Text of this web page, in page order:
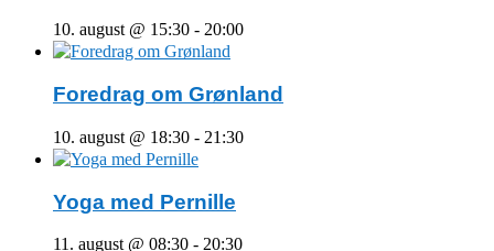
10. august @ 15:30 - 20:00
Foredrag om Grønland
10. august @ 18:30 - 21:30
Yoga med Pernille
11. august @ 08:30 - 20:30